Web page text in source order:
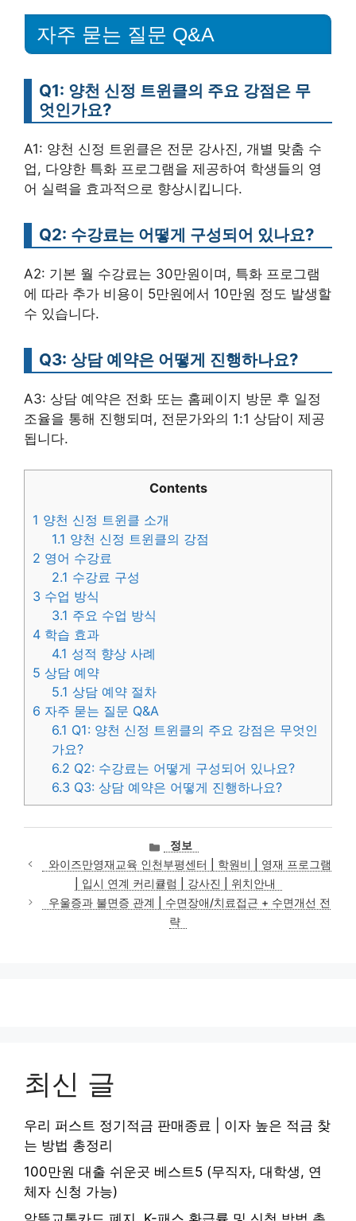
자주 묻는 질문 Q&A
Q1: 양천 신정 트윈클의 주요 강점은 무
엇인가요?
A1: 양천 신정 트윈클은 전문 강사진, 개별 맞춤 수
업, 다양한 특화 프로그램을 제공하여 학생들의 영
어 실력을 효과적으로 향상시킵니다.
Q2: 수강료는 어떻게 구성되어 있나요?
A2: 기본 월 수강료는 30만원이며, 특화 프로그램
에 따라 추가 비용이 5만원에서 10만원 정도 발생할
수 있습니다.
Q3: 상담 예약은 어떻게 진행하나요?
A3: 상담 예약은 전화 또는 홈페이지 방문 후 일정
조율을 통해 진행되며, 전문가와의 1:1 상담이 제공
됩니다.
Contents
1 양천 신정 트윈클 소개
1.1 양천 신정 트윈클의 강점
2 영어 수강료
2.1 수강료 구성
3 수업 방식
3.1 주요 수업 방식
4 학습 효과
4.1 성적 향상 사례
5 상담 예약
5.1 상담 예약 절차
6 자주 묻는 질문 Q&A
6.1 Q1: 양천 신정 트윈클의 주요 강점은 무엇인
가요?
6.2 Q2: 수강료는 어떻게 구성되어 있나요?
6.3 Q3: 상담 예약은 어떻게 진행하나요?
카
테
고
리
정보
와이즈만영재교육 인천부평센터 | 학원비 | 영재 프로그램
| 입시 연계 커리큘럼 | 강사진 | 위치안내
우울증과 불면증 관계 | 수면장애/치료접근 + 수면개선 전
략
최신 글
우리 퍼스트 정기적금 판매종료 | 이자 높은 적금 찾
는 방법 총정리
100만원 대출 쉬운곳 베스트5 (무직자, 대학생, 연
체자 신청 가능)